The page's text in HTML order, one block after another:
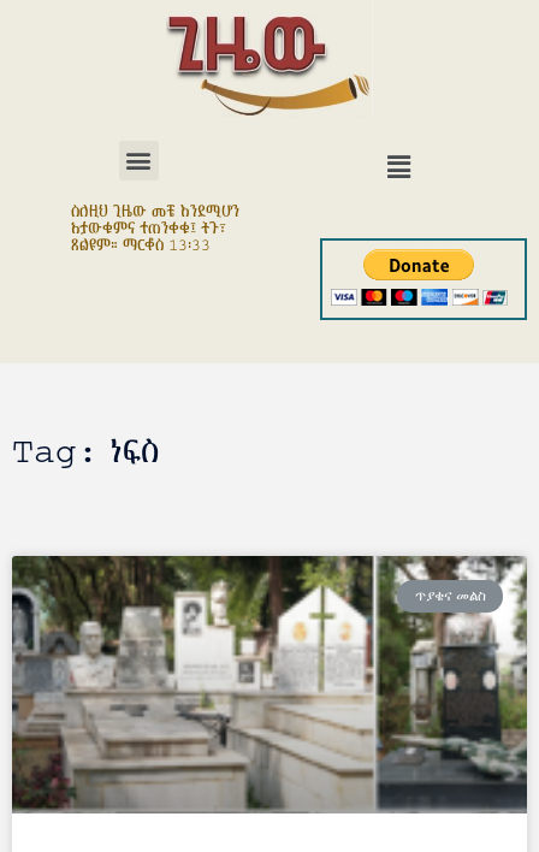
ስለዚህ ጊዜው መቼ እንደሚሆን
አታውቁምና ተጠንቀቁ፤ ትጉ፣
ጸልዩም። ማርቆስ 13፡33
Tag: ነፍስ
ጥያቄና መልስ